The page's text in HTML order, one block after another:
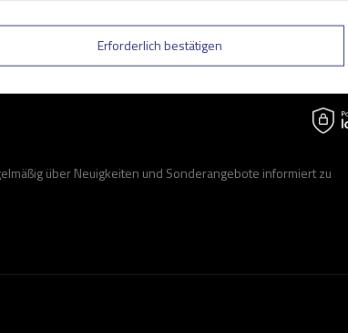
über Neuigkeiten und Sonderangebote informiert zu
Erforderlich bestätigen